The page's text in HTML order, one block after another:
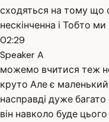
сходяться на тому що
нескінченна і Тобто ми
02:29
Speaker A
можемо вчитися теж
круто Але є
насправді дуже
він навколо буде